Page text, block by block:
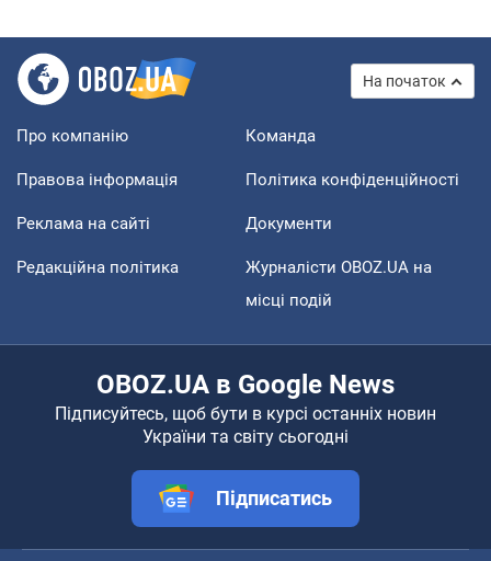
На початок
Про компанію Команда
Правова інформація Політика конфіденційності
Реклама на сайті Документи
Редакційна політика
Журналісти OBOZ.UA на
місці подій
OBOZ.UA в Google News
Підписуйтесь, щоб бути в курсі останніх новин
України та світу сьогодні
Підписатись